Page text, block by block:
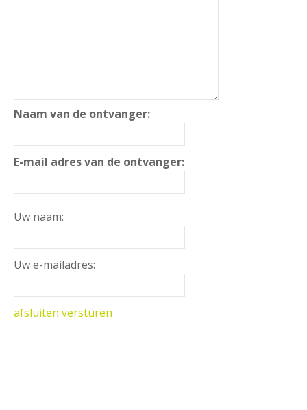
Naam van de ontvanger:
E-mail adres van de ontvanger:
Uw naam:
Uw e-mailadres:
afsluiten versturen